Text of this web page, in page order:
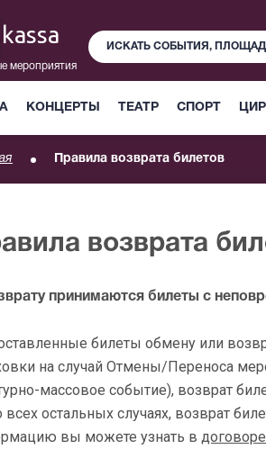
kassa
мероприятия
КОНЦЕРТЫ ТЕАТР СПОРТ
Правила возврата билетов
возврата
принимаются билеты с
билеты обмену или
на случай Отмены/Переноса
массовое событие), возврат
всех остальных случаях, возврат
вы можете узнать в